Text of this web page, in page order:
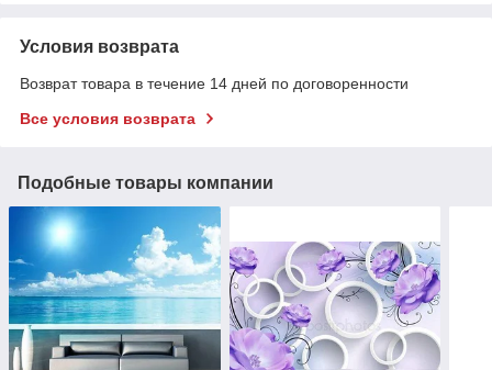
Условия возврата
Возврат товара в течение 14 дней по договоренности
Все условия возврата
Подобные товары компании